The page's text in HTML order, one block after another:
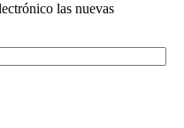
las nuevas